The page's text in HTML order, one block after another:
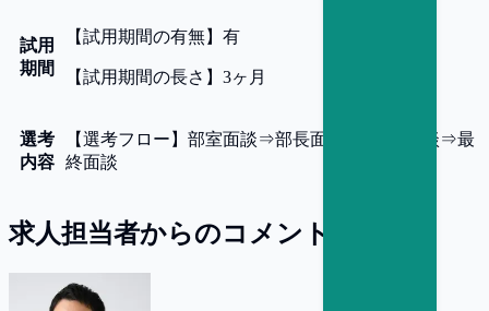
試用
期間
【試用期間の有無】 有
【試用期間の長さ 】 3ヶ月
選考
内容
【選考フロー 】 部室面談⇒部長面談⇒BU長面談⇒最
終面談
求人担当者からのコメント